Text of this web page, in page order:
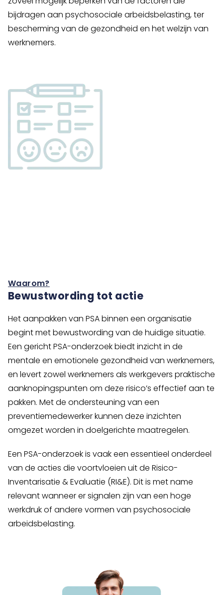
bijdragen aan psychosociale arbeidsbelasting, ter
bescherming van de gezondheid en het welzijn van
werknemers.
Waarom?
Bewustwording tot actie
Het aanpakken van PSA binnen een organisatie
begint met bewustwording van de huidige situatie.
Een gericht PSA-onderzoek biedt inzicht in de
mentale en emotionele gezondheid van werknemers,
en levert zowel werknemers als werkgevers praktische
aanknopingspunten om deze risico’s effectief aan te
pakken. Met de ondersteuning van een
preventiemedewerker kunnen deze inzichten
omgezet worden in doelgerichte maatregelen.
Een PSA-onderzoek is vaak een essentieel onderdeel
van de acties die voortvloeien uit de Risico-
Inventarisatie & Evaluatie (RI&E). Dit is met name
relevant wanneer er signalen zijn van een hoge
werkdruk of andere vormen van psychosociale
arbeidsbelasting.